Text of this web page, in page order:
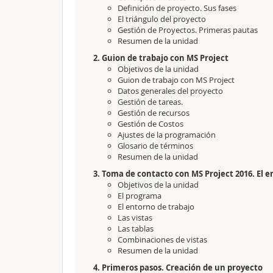
Definición de proyecto. Sus fases
El triángulo del proyecto
Gestión de Proyectos. Primeras pautas
Resumen de la unidad
2. Guion de trabajo con MS Project
Objetivos de la unidad
Guion de trabajo con MS Project
Datos generales del proyecto
Gestión de tareas.
Gestión de recursos
Gestión de Costos
Ajustes de la programación
Glosario de términos
Resumen de la unidad
3. Toma de contacto con MS Project 2016. El
Objetivos de la unidad
El programa
El entorno de trabajo
Las vistas
Las tablas
Combinaciones de vistas
Resumen de la unidad
4. Primeros pasos. Creación de un proyecto